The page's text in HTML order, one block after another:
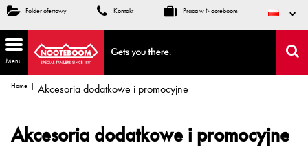
Folder ofertowy Kontakt Praca w Nooteboom
Menu
Home Akcesoria dodatkowe i promocyjne
Akcesoria dodatkowe i promocyjne